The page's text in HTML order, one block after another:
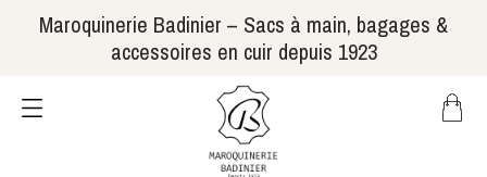
Maroquinerie Badinier – Sacs à main, bagages &
accessoires en cuir depuis 1923